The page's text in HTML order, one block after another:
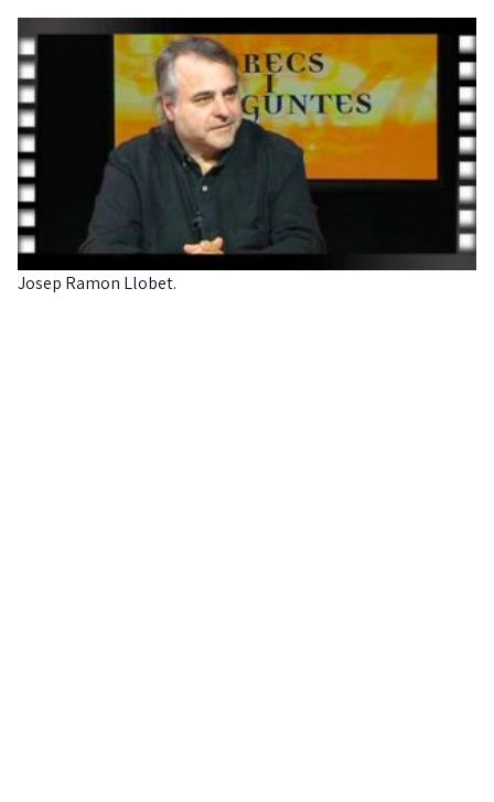
Josep Ramon Llobet.